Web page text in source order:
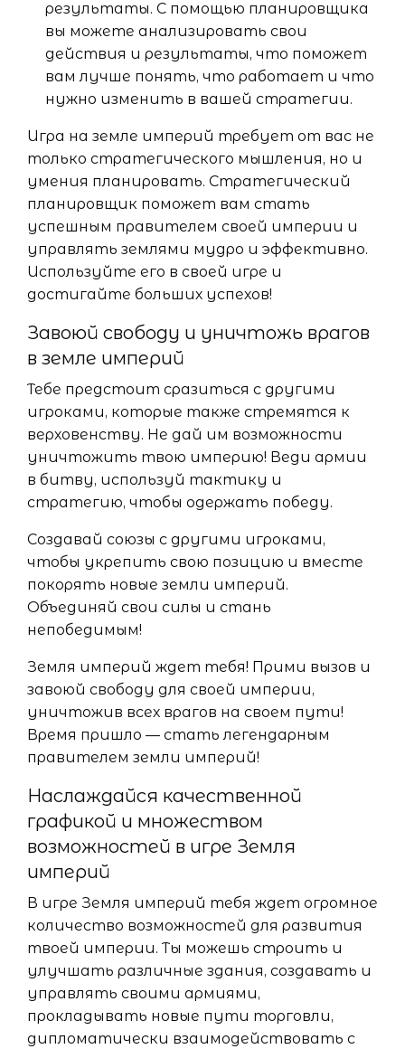
результаты. С помощью планировщика
вы можете анализировать свои
действия и результаты, что поможет
вам лучше понять, что работает и что
нужно изменить в вашей стратегии.
Игра на земле империй требует от вас не
только стратегического мышления, но и
умения планировать. Стратегический
планировщик поможет вам стать
успешным правителем своей империи и
управлять землями мудро и эффективно.
Используйте его в своей игре и
достигайте больших успехов!
Завоюй свободу и уничтожь врагов
в земле империй
Тебе предстоит сразиться с другими
игроками, которые также стремятся к
верховенству. Не дай им возможности
уничтожить твою империю! Веди армии
в битву, используй тактику и
стратегию, чтобы одержать победу.
Создавай союзы с другими игроками,
чтобы укрепить свою позицию и вместе
покорять новые земли империй.
Объединяй свои силы и стань
непобедимым!
Земля империй ждет тебя! Прими вызов и
завоюй свободу для своей империи,
уничтожив всех врагов на своем пути!
Время пришло — стать легендарным
правителем земли империй!
Наслаждайся качественной
графикой и множеством
возможностей в игре Земля
империй
В игре Земля империй тебя ждет огромное
количество возможностей для развития
твоей империи. Ты можешь строить и
улучшать различные здания, создавать и
управлять своими армиями,
прокладывать новые пути торговли,
дипломатически взаимодействовать с